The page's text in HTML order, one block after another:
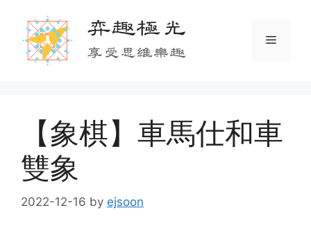
content
弈趣極光
享受思維樂趣
Menu
【象棋】車馬仕和車
雙象
2022-12-16 by ejsoon